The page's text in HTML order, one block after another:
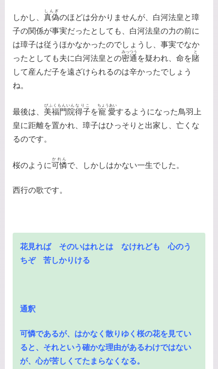
しかし、 真偽
しんぎ
のほどは分かりませんが、白河法皇と璋
子の関係が事実だったとしても、白河法皇の力の前に
は璋子は従うほかなかったのでしょうし、事実でなか
ったとしても夫に白河法皇との密通
みっつう
を疑われ、命を賭
と
して産んだ子を遠ざけられるのは辛かったでしょう
ね。
最後は、 美福門院
びふくもんいん
得子
なりこ
を寵愛
ちょうあい
するようになった鳥羽上
皇に距離を置かれ、璋子はひっそりと出家し、亡くな
るのです。
桜のように可憐
かれん
で、しかしはかない一生でした。
西行の歌です。
花見れば そのいはれとは なけれども 心のう
ちぞ 苦しかりける
通釈
可憐であるが、はかなく散りゆく桜の花を見てい
ると、それという確かな理由があるわけではない
が、心が苦しくてたまらなくなる。